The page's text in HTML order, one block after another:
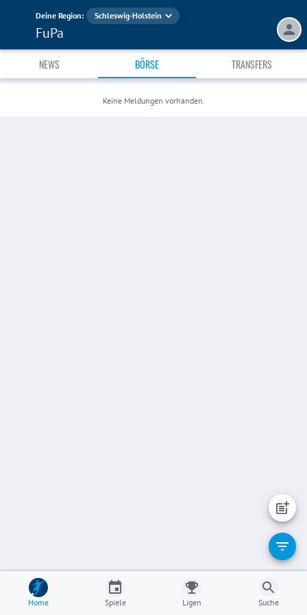
Deine Region: Schleswig-Holstein
FuPa
NEWS BÖRSE TRANSFERS
Keine Meldungen vorhanden.
Home Spiele Ligen Suche